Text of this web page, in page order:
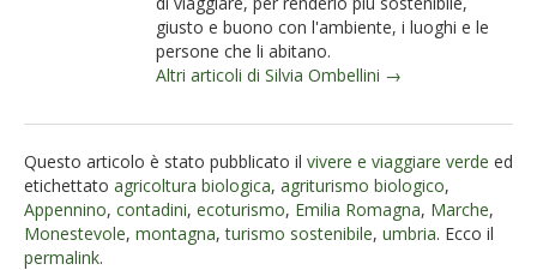
giusto e buono con l'ambiente, i luoghi e le
persone che li abitano.
Altri articoli di Silvia Ombellini →
Questo articolo è stato pubblicato il vivere e viaggiare verde ed
etichettato agricoltura biologica, agriturismo biologico,
Appennino, contadini, ecoturismo, Emilia Romagna, Marche,
Monestevole, montagna,turismo sostenibile, umbria. Ecco il
permalink.